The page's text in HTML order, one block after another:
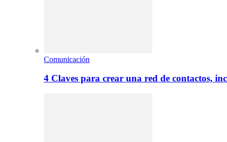
Comunicación
4 Claves para crear una red de contactos,